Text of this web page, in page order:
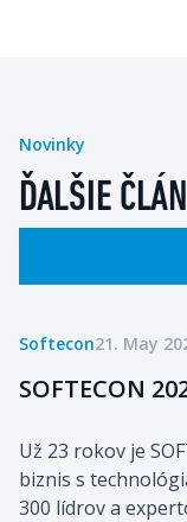
Novinky
ĎALŠIE
Softecon21. May
SOFTECON
Už 23 rokov je
biznis s
300 lídrov a